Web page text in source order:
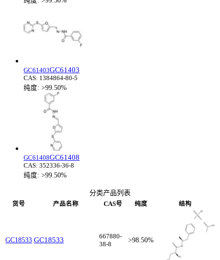
GC61403GC61403
CAS: 1384864-80-5
纯度: >99.50%
GC61408GC61408
CAS: 352336-36-8
纯度: >99.50%
分类产品列表
货号 产品名称 CAS号 纯度 结构
GC18533 GC18533
667880-
38-8
>98.50%